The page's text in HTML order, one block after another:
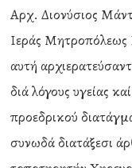
Αρχ. Διονύσιος
Ιεράς Μητροπόλεως
αυτή
διά λόγους υγείας
προεδρικού
συνωδά διατάξεσι